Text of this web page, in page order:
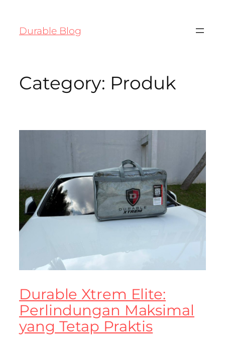
Durable Blog
Category: Produk
Durable Xtrem Elite:
Perlindungan Maksimal
yang Tetap Praktis